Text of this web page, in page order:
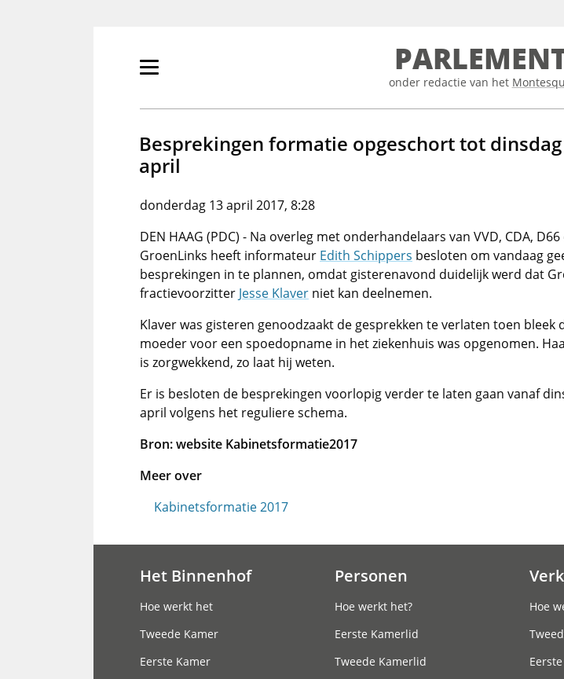
Primair
tonen/verbergen
onder redactie van het
Besprekingen formatie opgeschort tot
april
donderdag 13 april 2017, 8:28
DEN HAAG (PDC) - Na overleg met onderhandelaars van VVD, CDA, D66
GroenLinks heeft informateur Edith Schippers besloten om vandaag
besprekingen in te plannen, omdat gisterenavond duidelijk werd dat
fractievoorzitter Jesse Klaver niet kan deelnemen.
Klaver was gisteren genoodzaakt de gesprekken te verlaten toen bleek
moeder voor een spoedopname in het ziekenhuis was opgenomen.
is zorgwekkend, zo laat hij weten.
Er is besloten de besprekingen voorlopig verder te laten gaan vanaf
april volgens het reguliere schema.
Bron: website Kabinetsformatie2017
Meer over
Kabinetsformatie 2017
Het Binnenhof
Hoe werkt het
Tweede Kamer
Eerste Kamer
Personen
Hoe werkt het?
Eerste Kamerlid
Tweede Kamerlid
Hoe